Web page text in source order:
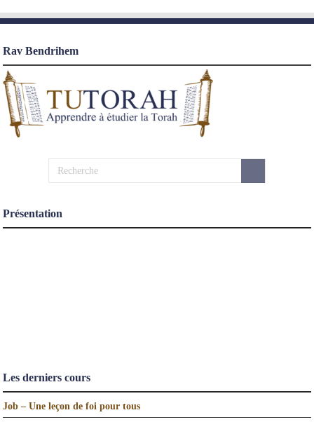
Rav Bendrihem
Présentation
Les derniers cours
Job – Une leçon de foi pour tous